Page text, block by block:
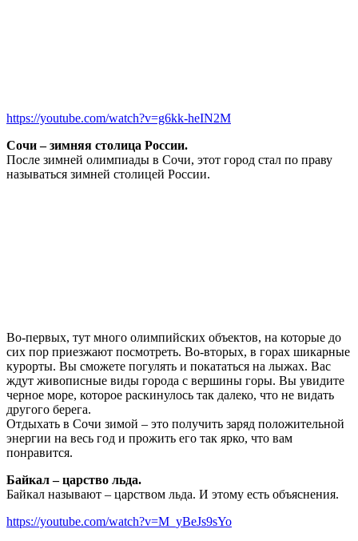
https://youtube.com/watch?v=g6kk-heIN2M
Сочи – зимняя столица России.
После зимней олимпиады в Сочи, этот город стал по праву
называться зимней столицей России.
Во-первых, тут много олимпийских объектов, на которые до
сих пор приезжают посмотреть. Во-вторых, в горах шикарные
курорты. Вы сможете погулять и покататься на лыжах. Вас
ждут живописные виды города с вершины горы. Вы увидите
черное море, которое раскинулось так далеко, что не видать
другого берега.
Отдыхать в Сочи зимой – это получить заряд положительной
энергии на весь год и прожить его так ярко, что вам
понравится.
Байкал – царство льда.
Байкал называют – царством льда. И этому есть объяснения.
https://youtube.com/watch?v=M_yBeJs9sYo